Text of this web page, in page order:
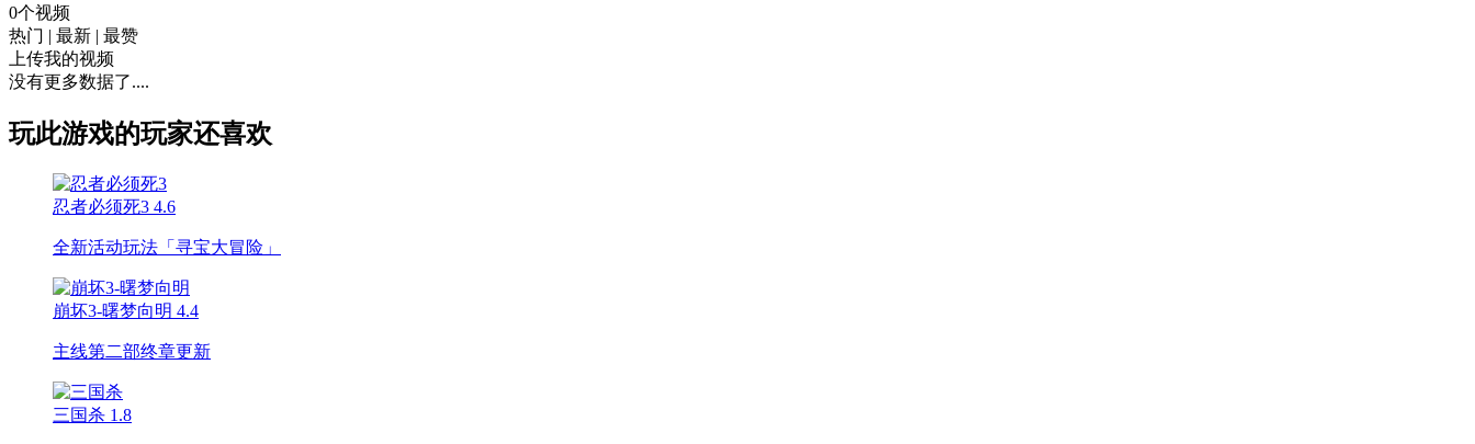
0个视频
热门 | 最新 | 最赞
上传我的视频
没有更多数据了....
玩此游戏的玩家还喜欢
忍者必须死3 4.6
全新活动玩法「寻宝大冒险」
崩坏3-曙梦向明 4.4
主线第二部终章更新
三国杀 1.8